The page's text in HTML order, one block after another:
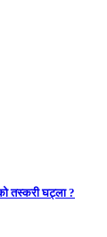
तस्करी घट्ला ?